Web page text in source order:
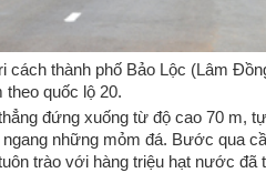
cách thành phố Bảo Lộc (Lâm
quốc lộ 20.
đứng xuống từ độ cao 70 m,
những mỏm đá. Bước qua
trào với hàng triệu hạt nước